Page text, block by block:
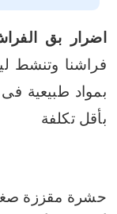
اضرار بق
فراشنا وتنشط
بمواد طبيعية
بأقل تكلفة
حشرة مقززة